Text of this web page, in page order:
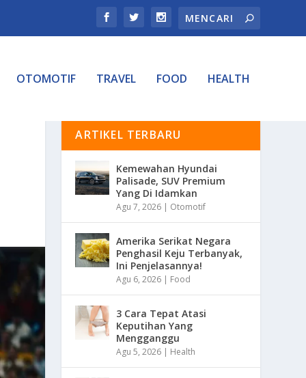
OTOMOTIF TRAVEL FOOD HEALTH
ARTIKEL TERBARU
Kemewahan Hyundai
Palisade, SUV Premium
Yang Di Idamkan
Agu 7, 2026 | Otomotif
Amerika Serikat Negara
Penghasil Keju Terbanyak,
Ini Penjelasannya!
Agu 6, 2026 | Food
3 Cara Tepat Atasi
Keputihan Yang
Mengganggu
Agu 5, 2026 | Health